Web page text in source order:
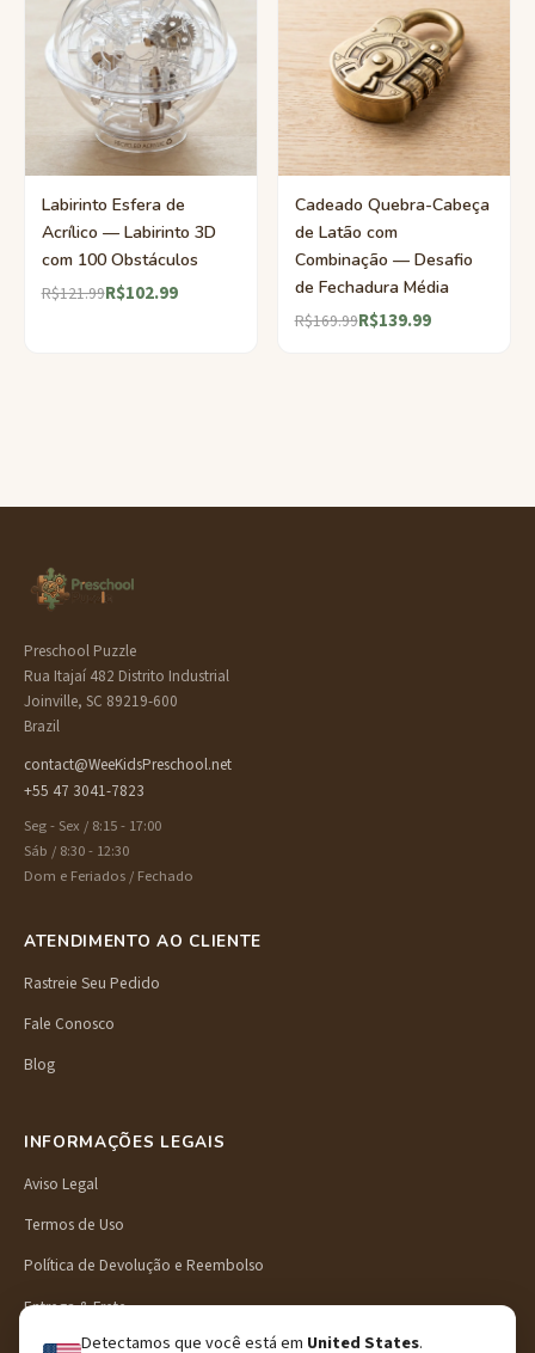
Detectamos que você está em United States.
Labirinto Esfera de
Acrílico — Labirinto 3D
com 100 Obstáculos
R$121.99R$102.99
Cadeado Quebra-Cabeça
de Latão com
Combinação — Desafio
de Fechadura Média
R$169.99R$139.99
Preschool Puzzle
Rua Itajaí 482 Distrito Industrial
Joinville, SC 89219-600
Brazil
contact@WeeKidsPreschool.net
+55 47 3041-7823
Seg - Sex / 8:15 - 17:00
Sáb / 8:30 - 12:30
Dom e Feriados / Fechado
ATENDIMENTO AO CLIENTE
Rastreie Seu Pedido
Fale Conosco
Blog
INFORMAÇÕES LEGAIS
Aviso Legal
Termos de Uso
Política de Devolução e Reembolso
Entrega & Frete
Política de Privacidade